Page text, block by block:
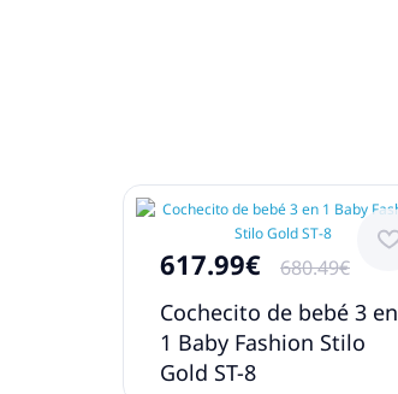
617.99€ 680.49€
Cochecito de bebé 3 en
1 Baby Fashion Stilo
Gold ST-8